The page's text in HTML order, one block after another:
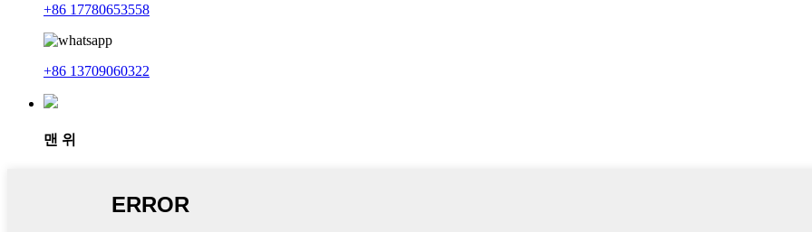
+86 17780653558
+86 13709060322
맨 위